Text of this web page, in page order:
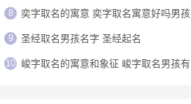
8 奕字取名的寓意 奕字取名寓意好吗男孩
9 圣经取名男孩名字 圣经起名
10 峻字取名的寓意和象征 峻字取名男孩有寓意